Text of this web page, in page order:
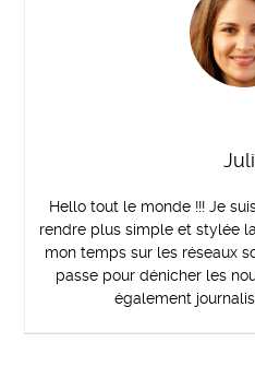
Hello tout le monde !!! Je
rendre plus simple et stylée
mon temps sur les réseaux
passe pour dénicher les
également